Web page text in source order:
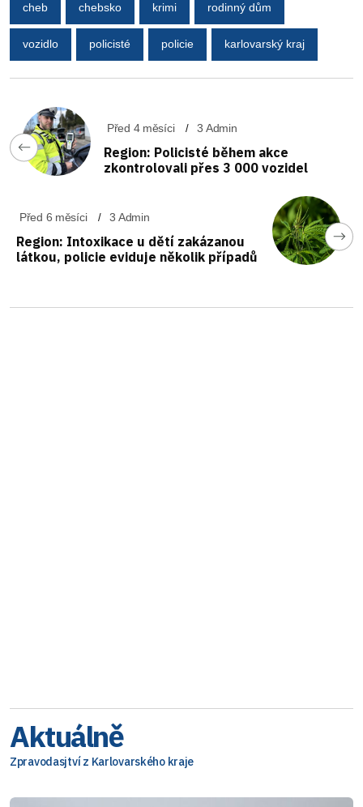
cheb chebsko krimi rodinný dům
vozidlo policisté policie karlovarský kraj
Před 4 měsíci 3 Admin
Region: Policisté během akce
zkontrolovali přes 3 000 vozidel
Před 6 měsíci 3 Admin
Region: Intoxikace u dětí zakázanou
látkou, policie eviduje několik případů
Aktuálně
Zpravodasjtví z Karlovarského kraje